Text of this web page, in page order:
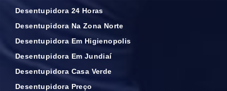
Desentupidora 24 Horas
Desentupidora Na Zona Norte
Desentupidora Em Higienopolis
Desentupidora Em Jundiaí
Desentupidora Casa Verde
Desentupidora Preço